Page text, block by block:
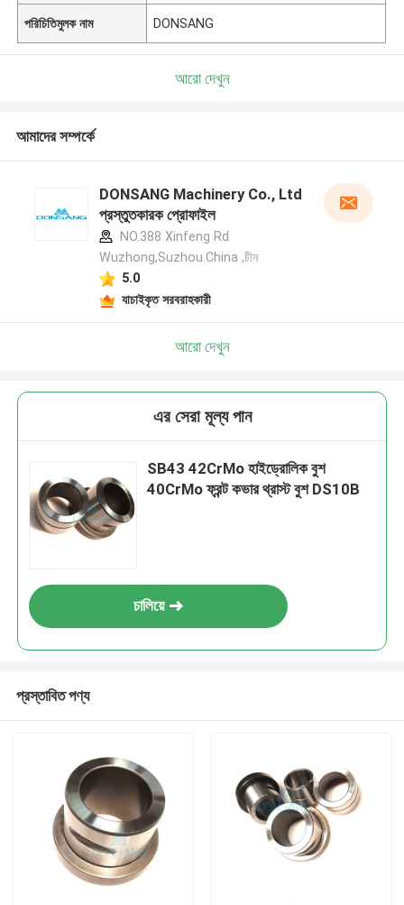
পরিচিতিমুলক নাম DONSANG
আরো দেখুন
আমাদের সম্পর্কে
DONSANG Machinery Co., Ltd
প্রস্তুতকারক প্রোফাইল
NO.388 Xinfeng Rd
Wuzhong,Suzhou.China ,চীন
5.0
যাচাইকৃত সরবরাহকারী
আরো দেখুন
এর সেরা মূল্য পান
SB43 42CrMo হাইড্রোলিক বুশ
40CrMo ফ্রন্ট কভার থ্রাস্ট বুশ DS10B
চালিয়ে
প্রস্তাবিত পণ্য